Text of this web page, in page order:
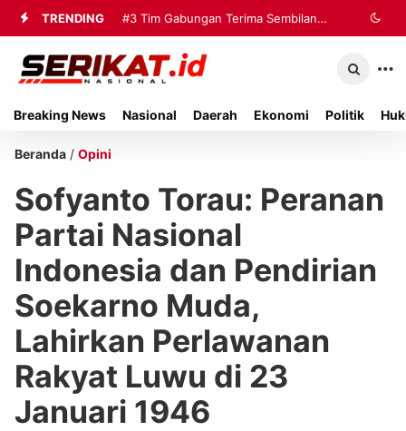
TRENDING #3 Tim Gabungan Terima
Sembilan Korban Evakuasi KM Mutiara
#4 Kisah Anak Desa Berbekal Rp70
Ribu Jadi Referensi Akademik
Breaking News Nasional Daerah Ekonomi Politik
Beranda / Opini
Sofyanto Torau: Peranan
Partai Nasional
Indonesia dan Pendirian
Soekarno Muda,
Lahirkan Perlawanan
Rakyat Luwu di 23
Januari 1946